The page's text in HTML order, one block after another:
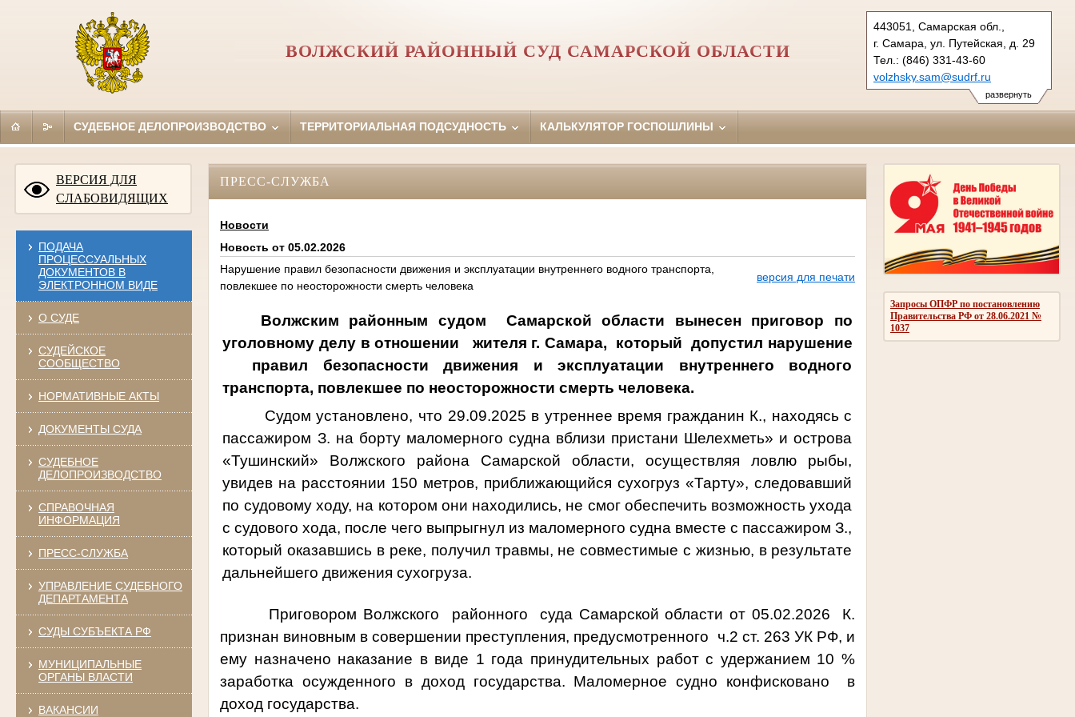
развернуть
443051, Самарская обл.,
г. Самара, ул. Путейская, д. 29
Тел.: (846) 331-43-60
volzhsky.sam@sudrf.ru
ВОЛЖСКИЙ РАЙОННЫЙ СУД САМАРСКОЙ ОБЛАСТИ
СУДЕБНОЕ ДЕЛОПРОИЗВОДСТВО ТЕРРИТОРИАЛЬНАЯ ПОДСУДНОСТЬ КАЛЬКУЛЯТОР ГОСПОШЛИНЫ
ВЕРСИЯ ДЛЯ
СЛАБОВИДЯЩИХ
ПОДАЧА
ПРОЦЕССУАЛЬНЫХ
ДОКУМЕНТОВ В
ЭЛЕКТРОННОМ ВИДЕ
О СУДЕ
СУДЕЙСКОЕ
СООБЩЕСТВО
НОРМАТИВНЫЕ АКТЫ
ДОКУМЕНТЫ СУДА
СУДЕБНОЕ
ДЕЛОПРОИЗВОДСТВО
СПРАВОЧНАЯ
ИНФОРМАЦИЯ
ПРЕСС-СЛУЖБА
УПРАВЛЕНИЕ СУДЕБНОГО
ДЕПАРТАМЕНТА
СУДЫ СУБЪЕКТА РФ
МУНИЦИПАЛЬНЫЕ
ОРГАНЫ ВЛАСТИ
ВАКАНСИИ
Запросы ОПФР по постановлению
Правительства РФ от 28.06.2021 №
1037
ПРЕСС-СЛУЖБА
Новости
Новость от 05.02.2026
Нарушение правил безопасности движения и эксплуатации внутреннего водного транспорта,
повлекшее по неосторожности смерть человека
версия для печати
Волжским районным судом
Самарской области вынесен приговор по
уголовному делу в отношении
жителя г. Самара, который допустил нарушение
правил безопасности движения и эксплуатации внутреннего водного
транспорта, повлекшее по неосторожности смерть человека.
Судом установлено, что 29.09.2025 в утреннее время гражданин К., находясь с
пассажиром З. на борту маломерного судна вблизи пристани Шелехметь» и острова
«Тушинский» Волжского района Самарской области, осуществляя ловлю рыбы,
увидев на расстоянии 150 метров, приближающийся сухогруз «Тарту», следовавший
по судовому ходу, на котором они находились, не смог обеспечить возможность ухода
с судового хода, после чего выпрыгнул из маломерного судна вместе с пассажиром З.,
который оказавшись в реке, получил травмы, не совместимые с жизнью, в результате
дальнейшего движения сухогруза.
Приговором Волжского районного
суда Самарской области от 05.02.2026 К.
признан виновным в совершении преступления, предусмотренного
ч.2 ст. 263 УК РФ, и
ему назначено наказание в виде 1 года принудительных работ с удержанием 10 %
заработка осужденного в доход государства. Маломерное судно конфисковано
в
доход государства.